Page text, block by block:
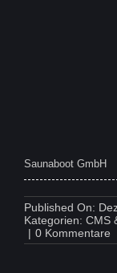
Saunaboot GmbH
Published On:
Kategorien: CMS
| 0 Kommentareon